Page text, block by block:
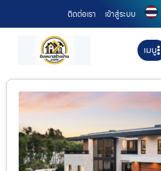
ติดต่อเรา เข้าสู่ระบบ
เมนู